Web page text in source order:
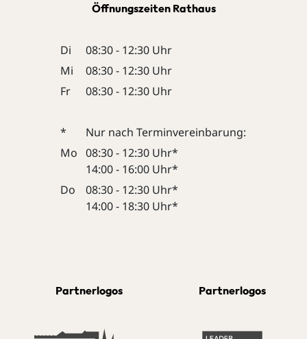
Öffnungszeiten Rathaus
Di
08:30 - 12:30 Uhr
Mi
08:30 - 12:30 Uhr
Fr
08:30 - 12:30 Uhr
*
Nur nach Terminvereinbarung:
Mo 08:30 - 12:30 Uhr*
14:00 - 16:00 Uhr*
Do
08:30 - 12:30 Uhr*
14:00 - 18:30 Uhr*
Partnerlogos Partnerlogos